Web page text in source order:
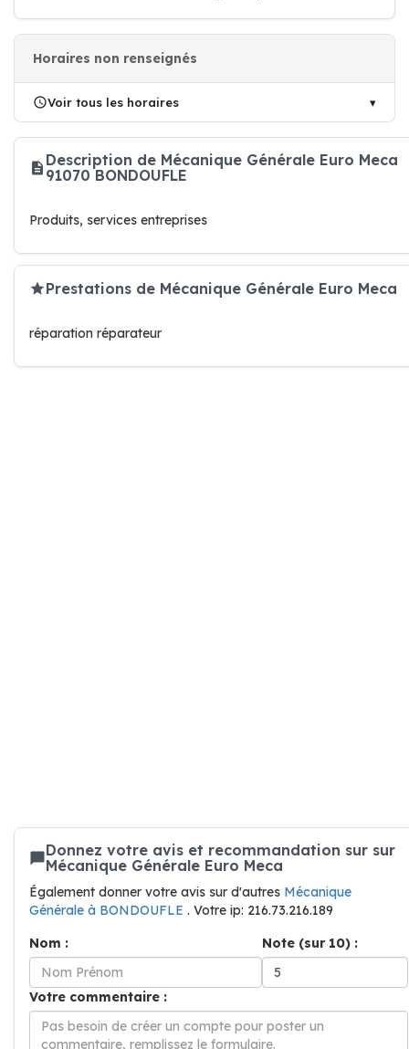
Horaires non renseignés
Voir tous les horaires
Description de Mécanique Générale Euro Meca
91070 BONDOUFLE
Produits, services entreprises
Prestations de Mécanique Générale Euro Meca
réparation réparateur
Donnez votre avis et recommandation sur sur
Mécanique Générale Euro Meca
Également donner votre avis sur d'autres Mécanique
Générale à BONDOUFLE . Votre ip: 216.73.216.189
Nom :
Note (sur 10) :
Votre commentaire :